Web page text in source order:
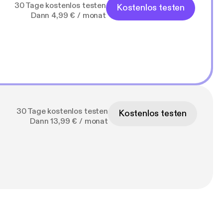
30 Tage kostenlos testen
Dann 4,99 € / monat
Kostenlos testen
30 Tage kostenlos testen
Dann 13,99 € / monat
Kostenlos testen